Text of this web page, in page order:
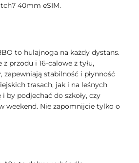
40mm eSIM.
to hulajnoga na każdy dystans.
z przodu i 16-calowe z tyłu,
stabilność i płynność
trasach, jak i na leśnych
by podjechać do szkoły, czy
weekend. Nie zapomnijcie tylko o